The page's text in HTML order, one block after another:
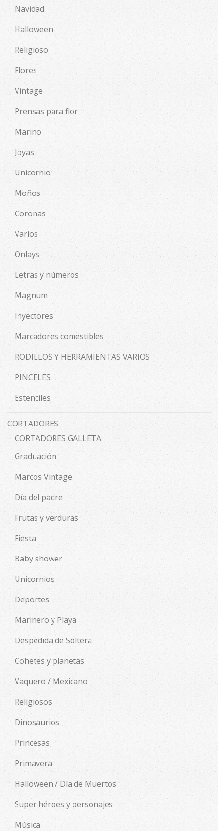
Navidad
Halloween
Religioso
Flores
Vintage
Prensas para flor
Marino
Joyas
Unicornio
Moños
Coronas
Varios
Onlays
Letras y números
Magnum
Inyectores
Marcadores comestibles
RODILLOS Y HERRAMIENTAS VARIOS
PINCELES
Estenciles
CORTADORES
CORTADORES GALLETA
Graduación
Marcos Vintage
Día del padre
Frutas y verduras
Fiesta
Baby shower
Unicornios
Deportes
Marinero y Playa
Despedida de Soltera
Cohetes y planetas
Vaquero / Mexicano
Religiosos
Dinosaurios
Princesas
Primavera
Halloween / Día de Muertos
Super héroes y personajes
Música